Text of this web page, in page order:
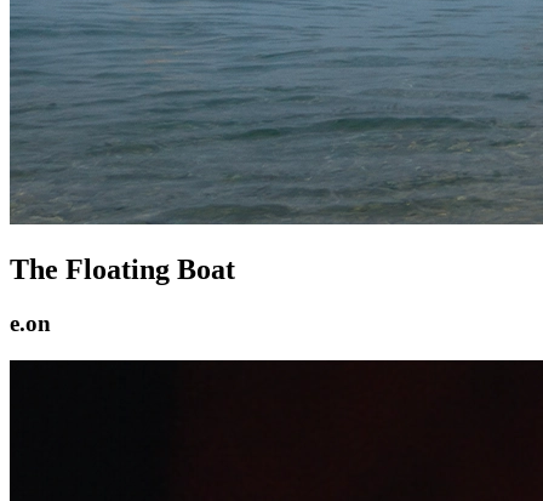
The Floating Boat
e.on